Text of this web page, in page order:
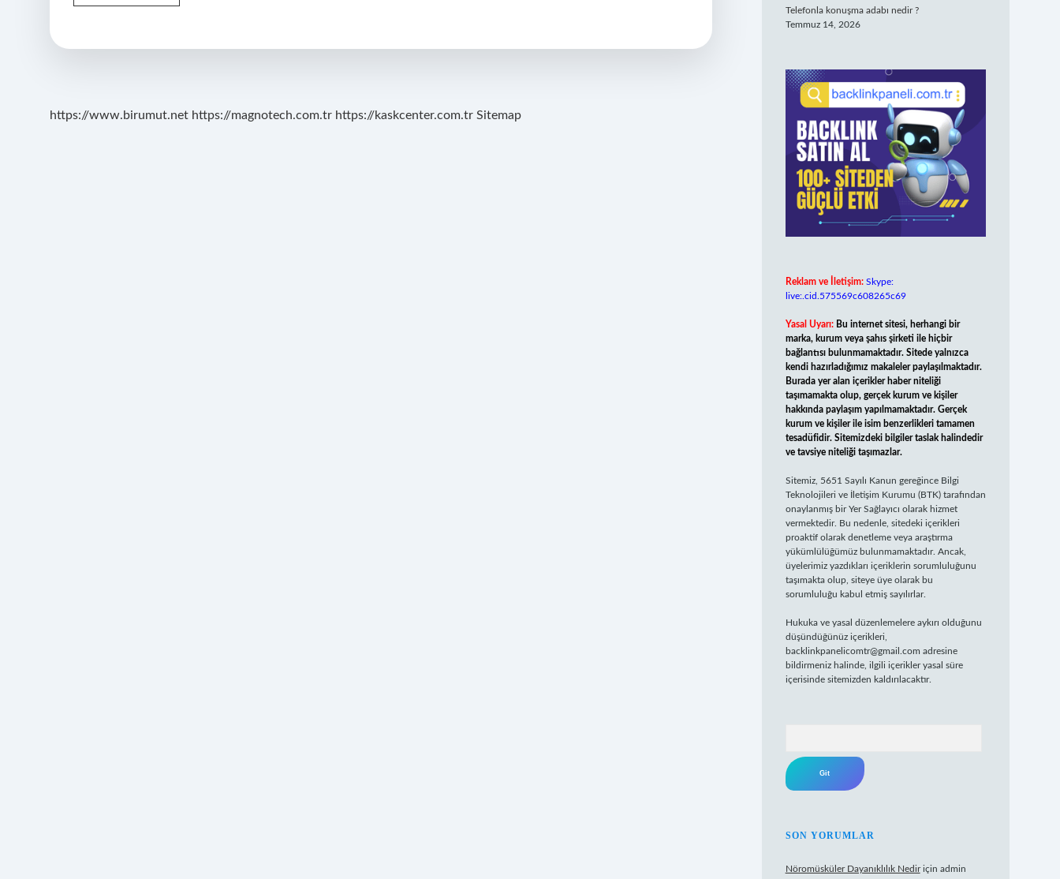
Şubesi
Edilir
https://www.birumut.net https://magnotech.com.tr https://kaskcenter.com.tr Sitemap
Telefonla konuşma adabı nedir ?
Temmuz 14, 2026
Reklam ve İletişim: Skype:
live:.cid.575569c608265c69
Yasal Uyarı: Bu internet sitesi, herhangi bir
marka, kurum veya şahıs şirketi ile hiçbir
bağlantısı bulunmamaktadır. Sitede yalnızca
kendi hazırladığımız makaleler paylaşılmaktadır.
Burada yer alan içerikler haber niteliği
taşımamakta olup, gerçek kurum ve kişiler
hakkında paylaşım yapılmamaktadır. Gerçek
kurum ve kişiler ile isim benzerlikleri tamamen
tesadüfidir. Sitemizdeki bilgiler taslak halindedir
ve tavsiye niteliği taşımazlar.
Sitemiz, 5651 Sayılı Kanun gereğince Bilgi
Teknolojileri ve İletişim Kurumu (BTK) tarafından
onaylanmış bir Yer Sağlayıcı olarak hizmet
vermektedir. Bu nedenle, sitedeki içerikleri
proaktif olarak denetleme veya araştırma
yükümlülüğümüz bulunmamaktadır. Ancak,
üyelerimiz yazdıkları içeriklerin sorumluluğunu
taşımakta olup, siteye üye olarak bu
sorumluluğu kabul etmiş sayılırlar.
Hukuka ve yasal düzenlemelere aykırı olduğunu
düşündüğünüz içerikleri,
backlinkpanelicomtr@gmail.com adresine
bildirmeniz halinde, ilgili içerikler yasal süre
içerisinde sitemizden kaldırılacaktır.
SON YORUMLAR
Nöromüsküler Dayanıklılık Nediriçin admin